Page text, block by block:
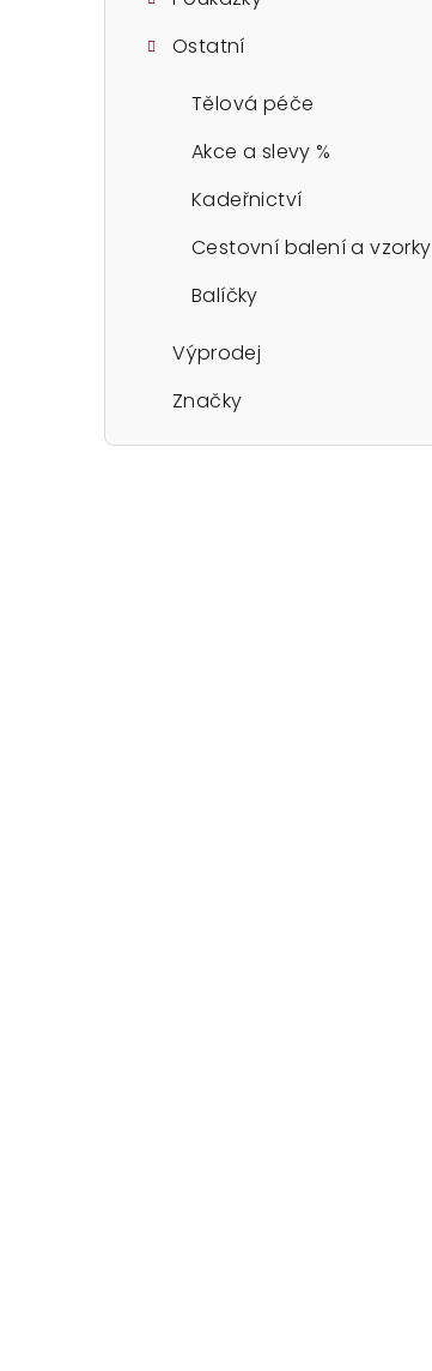
Ostatní
Tělová péče
Akce a slevy %
Kadeřnictví
Cestovní balení a vzorky
Balíčky
Výprodej
Značky